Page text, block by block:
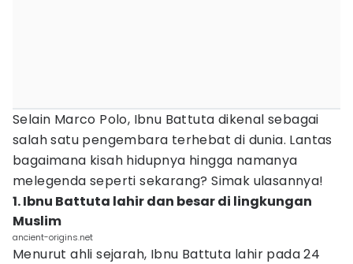
Selain Marco Polo, Ibnu Battuta dikenal sebagai
salah satu pengembara terhebat di dunia. Lantas
bagaimana kisah hidupnya hingga namanya
melegenda seperti sekarang? Simak ulasannya!
1. Ibnu Battuta lahir dan besar di lingkungan
Muslim
ancient-origins.net
Menurut ahli sejarah, Ibnu Battuta lahir pada 24